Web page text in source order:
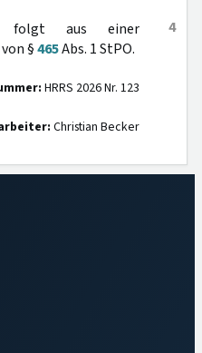
4
folgt aus einer
§465Abs. 1 StPO.
HRRS 2026 Nr. 123
Christian Becker